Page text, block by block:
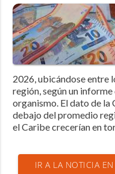
2026, ubicándose entre
región, según un
organismo. El dato de la
debajo del promedio
el Caribe crecerían en
IR A LA NOTICIA